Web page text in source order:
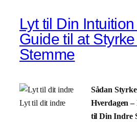
Lyt til Din
Guide til at
Stemme
Lyt til dit indre
Sådan
Hverdagen
til Din Indre